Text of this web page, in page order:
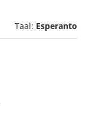
Taal: Esperanto